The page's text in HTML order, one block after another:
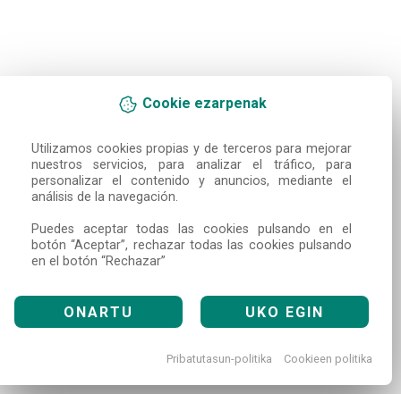
Cookie ezarpenak
Utilizamos cookies propias y de terceros para mejorar
nuestros servicios, para analizar el tráfico, para
personalizar el contenido y anuncios, mediante el
análisis de la navegación.
Puedes aceptar todas las cookies pulsando en el
botón “Aceptar”, rechazar todas las cookies pulsando
en el botón “Rechazar”
ONARTU UKO EGIN
Pribatutasun-politika Cookieen politika